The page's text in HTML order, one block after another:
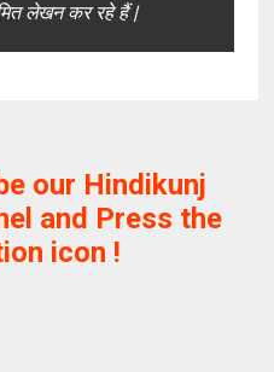
लेखन कर रहे हैं |
our Hindikunj
and Press the
icon !